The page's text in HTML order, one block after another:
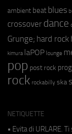
ambient beat blues
crossover dance
Grunge; hard rock
kimura laPOP lounge
pop post rock prog
rock rockabilly ska
NETIQUETTE
• Evita di URLARE.